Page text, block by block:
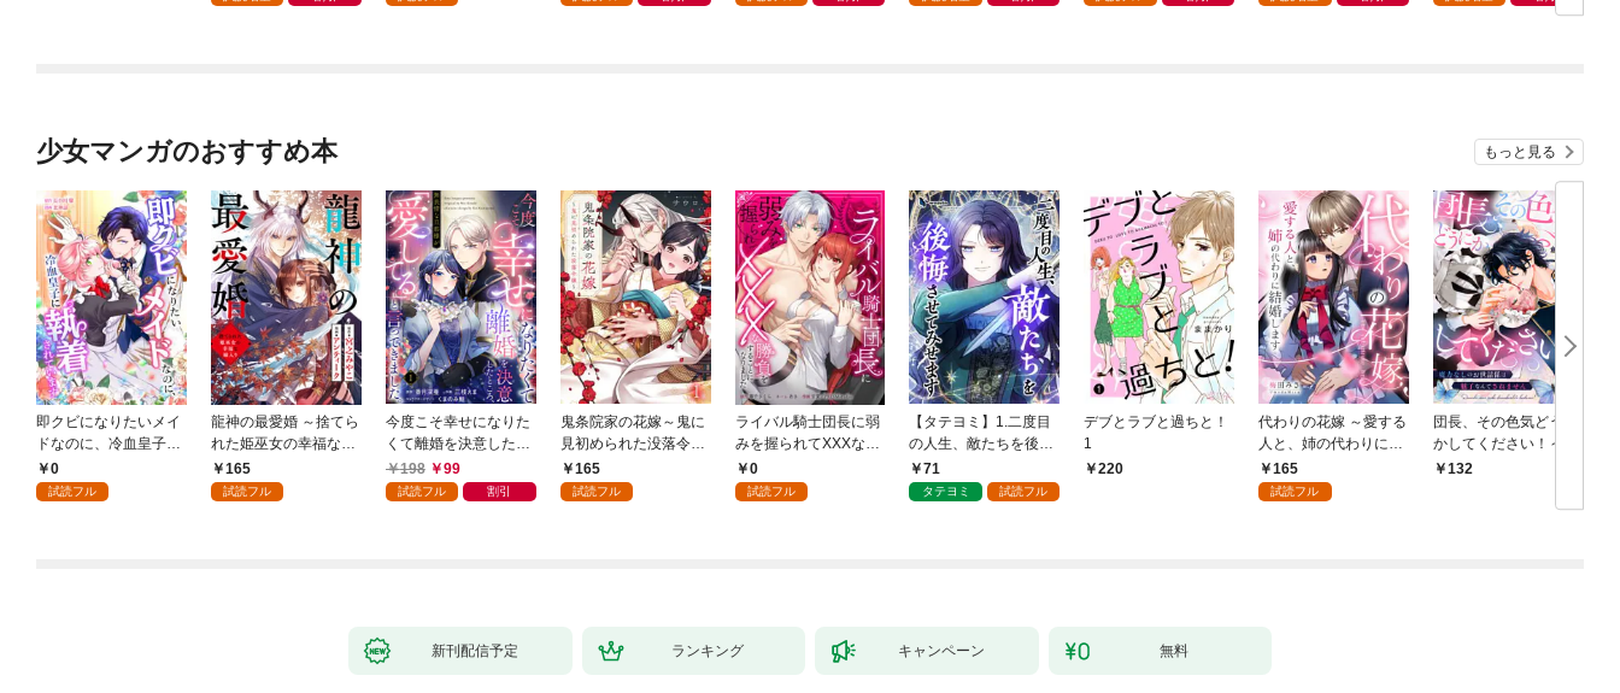
少女マンガのおすすめ本 もっと見る
即クビになりたいメイ
ドなのに、冷血皇子に
執着されています第1
話
0
試読フル
龍神の最愛婚 ～捨てら
れた姫巫女の幸福な嫁
入り～: 1
165
試読フル
今度こそ幸せになりた
くて離婚を決意したと
ころ、無表情な旦那様
が「愛してる」と言っ
198 99
試読フル 割引
鬼条院家の花嫁～鬼に
見初められた没落令嬢
～１165
試読フル
ライバル騎士団長に弱
みを握られてXXXな勝
負をすることになりま
した第1話
0
試読フル
【タテヨミ】1.二度目
の人生、敵たちを後悔
させてみせます
71
タテヨミ 試読フル
デブとラブと過ちと！
1
220
代わりの花嫁 ～愛する
人と、姉の代わりに結
婚します～ 1
165
試読フル
団長、その色気どうに
かしてください！～魔
力なしのお世話係は魅
132
新刊配信予定 ランキング キャンペーン 無料